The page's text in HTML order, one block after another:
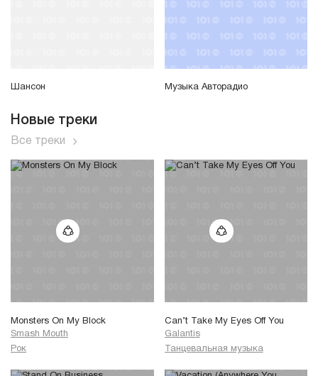
Шансон Музыка Авторадио
Новые треки
Все треки
Monsters On My Block
Smash Mouth
Рок
Can’t Take My Eyes Off You
Galantis
Танцевальная музыка